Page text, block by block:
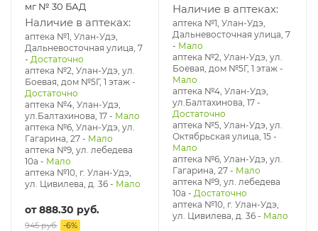
мг № 30 БАД
Наличие в аптеках:
аптека №1, Улан-Удэ,
Дальневосточная улица, 7
- Достаточно
аптека №2, Улан-Удэ, ул.
Боевая, дом №5Г, 1 этаж -
Достаточно
аптека №4, Улан-Удэ,
ул.Балтахинова, 17 - Мало
аптека №6, Улан-Удэ, ул.
Гагарина, 27 - Мало
аптека №9, ул. лебедева
10а - Мало
аптека №10, г. Улан-Удэ,
ул. Цивилева, д. 36 - Мало
от888.30 руб.
945 руб. -6%
Наличие в аптеках:
аптека №1, Улан-Удэ,
Дальневосточная улица, 7
- Мало
аптека №2, Улан-Удэ, ул.
Боевая, дом №5Г, 1 этаж -
Мало
аптека №4, Улан-Удэ,
ул.Балтахинова, 17 -
Достаточно
аптека №5, Улан-Удэ, ул. ​
Октябрьская улица, 15 -
Мало
аптека №6, Улан-Удэ, ул.
Гагарина, 27 - Мало
аптека №9, ул. лебедева
10а - Достаточно
аптека №10, г. Улан-Удэ,
ул. Цивилева, д. 36 - Мало